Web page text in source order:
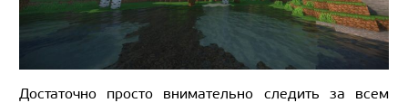
Достаточно просто внимательно следить за всем